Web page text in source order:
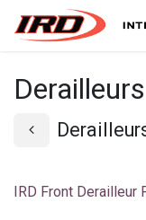
Skip to Content
Derailleurs
IRD Front Derailleur